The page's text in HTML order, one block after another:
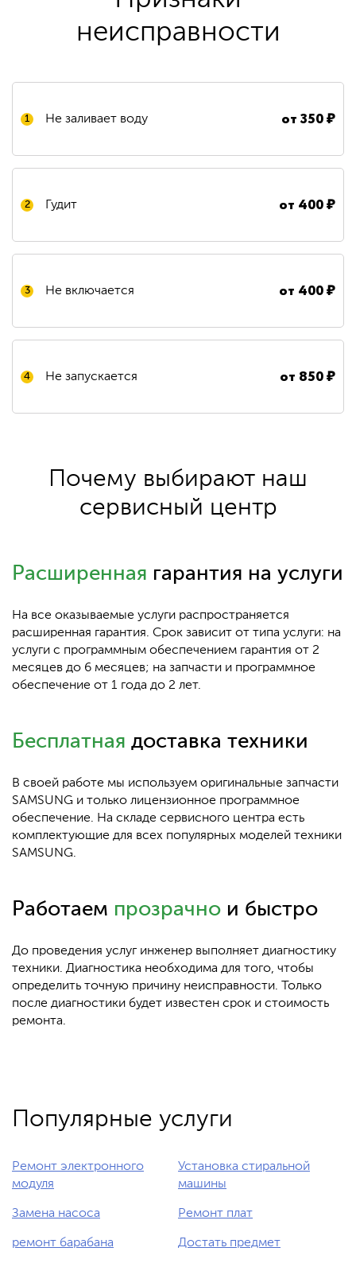
неисправности
1 Не заливает воду от350₽
2 Гудит от 400₽
3 Не включается от 400₽
4 Не запускается от 850₽
Почему выбирают наш
сервисный центр
Расширенная гарантия на услуги
На все оказываемые услуги распространяется
расширенная гарантия. Срок зависит от типа услуги: на
услуги с программным обеспечением гарантия от 2
месяцев до 6 месяцев; на запчасти и программное
обеспечение от 1 года до 2 лет.
Бесплатная доставка техники
В своей работе мы используем оригинальные запчасти
SAMSUNG и только лицензионное программное
обеспечение. На складе сервисного центра есть
комплектующие для всех популярных моделей техники
SAMSUNG.
Работаем прозрачно и быстро
До проведения услуг инженер выполняет диагностику
техники. Диагностика необходима для того, чтобы
определить точную причину неисправности. Только
после диагностики будет известен срок и стоимость
ремонта.
Популярные услуги
Ремонт электронного
модуля
Установка стиральной
машины
Замена насоса Ремонт плат
ремонт барабана Достать предмет